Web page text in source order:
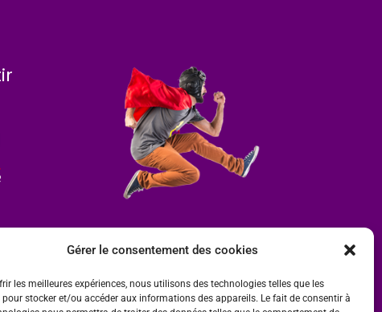
Gérer le consentement des cookies
les meilleures expériences, nous utilisons des technologies telles que les
pour stocker et/ou accéder aux informations des appareils. Le fait de consentir à